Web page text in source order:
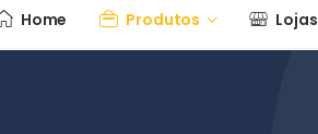
Home Produtos Lojas